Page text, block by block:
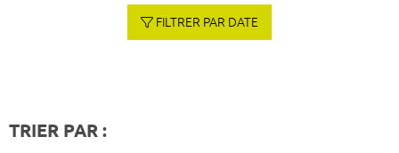
FILTRER PAR DATE
TRIER PAR :